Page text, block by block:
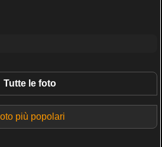
Tutte le foto
più popolari